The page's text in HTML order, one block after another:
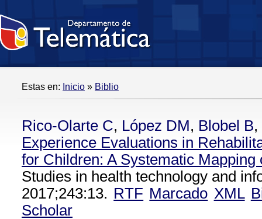
Estas en: Inicio » Biblio
Rico-Olarte C, López DM, Blobel B,
Experience Evaluations in
for Children: A Systematic Mapping
Studies in health technology and
2017;243:13. RTF Marcado XML
Scholar